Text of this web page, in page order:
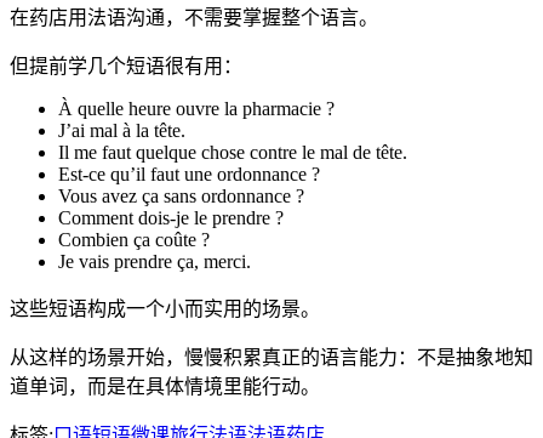
在药店用法语沟通，不需要掌握整个语言。
但提前学几个短语很有用：
À quelle heure ouvre la pharmacie ?
J’ai mal à la tête.
Il me faut quelque chose contre le mal de tête.
Est-ce qu’il faut une ordonnance ?
Vous avez ça sans ordonnance ?
Comment dois-je le prendre ?
Combien ça coûte ?
Je vais prendre ça, merci.
这些短语构成一个小而实用的场景。
从这样的场景开始，慢慢积累真正的语言能力：不是抽象地知
道单词，而是在具体情境里能行动。